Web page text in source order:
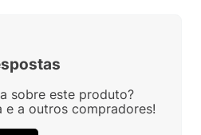
sobre este produto?
e a outros compradores!